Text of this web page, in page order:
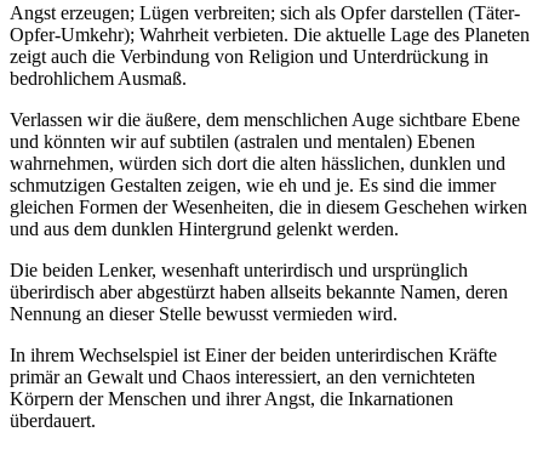
Angst erzeugen; Lügen verbreiten; sich als Opfer darstellen (Täter-
Opfer-Umkehr); Wahrheit verbieten. Die aktuelle Lage des Planeten
zeigt auch die Verbindung von Religion und Unterdrückung in
bedrohlichem Ausmaß.
Verlassen wir die äußere, dem menschlichen Auge sichtbare Ebene
und könnten wir auf subtilen (astralen und mentalen) Ebenen
wahrnehmen, würden sich dort die alten hässlichen, dunklen und
schmutzigen Gestalten zeigen, wie eh und je. Es sind die immer
gleichen Formen der Wesenheiten, die in diesem Geschehen wirken
und aus dem dunklen Hintergrund gelenkt werden.
Die beiden Lenker, wesenhaft unterirdisch und ursprünglich
überirdisch aber abgestürzt haben allseits bekannte Namen, deren
Nennung an dieser Stelle bewusst vermieden wird.
In ihrem Wechselspiel ist Einer der beiden unterirdischen Kräfte
primär an Gewalt und Chaos interessiert, an den vernichteten
Körpern der Menschen und ihrer Angst, die Inkarnationen
überdauert.